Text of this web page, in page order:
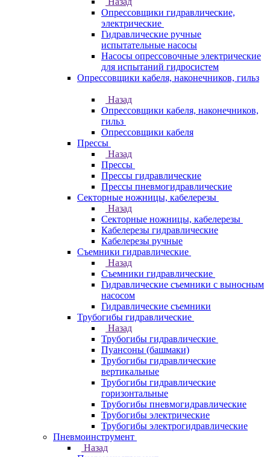
Опрессовщики гидравлические,
электрические
Гидравлические ручные
испытательные насосы
Насосы опрессовочные электрические
для испытаний гидросистем
Опрессовщики кабеля, наконечников, гильз
Назад
Опрессовщики кабеля, наконечников,
гильз
Опрессовщики кабеля
Прессы
Назад
Прессы
Прессы гидравлические
Прессы пневмогидравлические
Секторные ножницы, кабелерезы
Назад
Секторные ножницы, кабелерезы
Кабелерезы гидравлические
Кабелерезы ручные
Съемники гидравлические
Назад
Съемники гидравлические
Гидравлические cъемники с выносным
насосом
Гидравлические съемники
Трубогибы гидравлические
Назад
Трубогибы гидравлические
Пуансоны (башмаки)
Трубогибы гидравлические
вертикальные
Трубогибы гидравлические
горизонтальные
Трубогибы пневмогидравлические
Трубогибы электрические
Трубогибы электрогидравлические
Пневмоинструмент
Назад